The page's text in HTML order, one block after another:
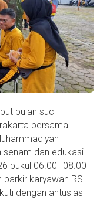
bulan suci
bersama
senam dan edukasi
pukul 06.00–08.00
parkir karyawan RS
dengan antusias